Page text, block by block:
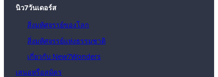
นิว7วันเดอร์ส
สิ่งมหัศจรรย์ของโลก
สิ่งมหัศจรรย์แห่งธรรมชาติ
เกี่ยวกับ New7Wonders
เสนอหรือสมัคร